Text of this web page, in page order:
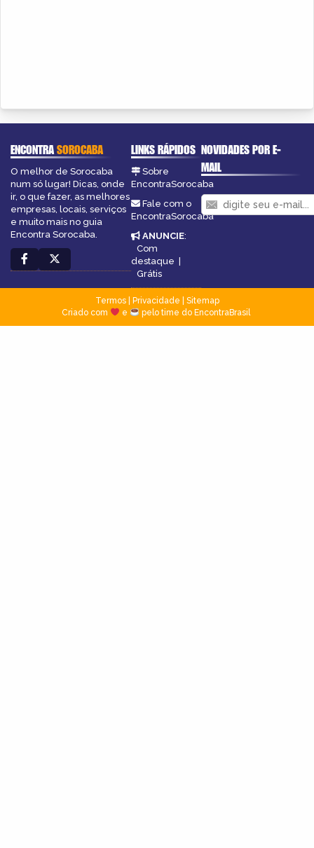
ENCONTRASOROCABA
O melhor de Sorocaba
num só lugar! Dicas, onde
ir, o que fazer, as melhores
empresas, locais, serviços
e muito mais no guia
Encontra Sorocaba.
LINKS RÁPIDOS
Sobre
EncontraSorocaba
Fale com o
EncontraSorocaba
ANUNCIE:
Com
destaque |
Grátis
NOVIDADES POR E-
MAIL
Termos| Privacidade
Sitemap
Criado com
e pelo time do EncontraBrasil